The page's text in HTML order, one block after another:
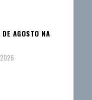
DE AGOSTO NA
2026